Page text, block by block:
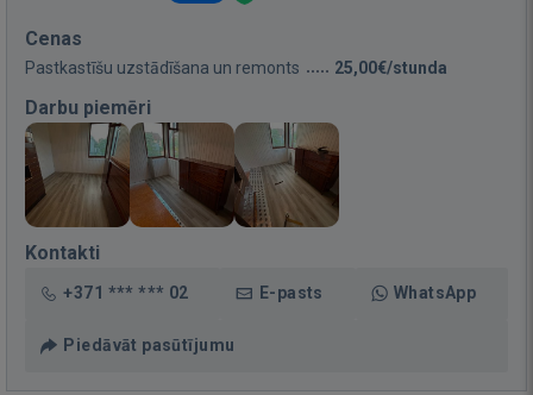
Cenas
Pastkastīšu uzstādīšana un remonts 25,00€/stunda
Darbu piemēri
Kontakti
+371 *** *** 02 E-pasts WhatsApp
Piedāvāt pasūtījumu